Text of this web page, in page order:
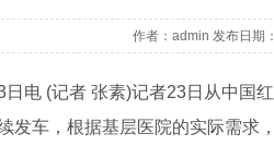
作者：admin 发布日期
(记者 张素)记者23日从中国红
发车，根据基层医院的实际需